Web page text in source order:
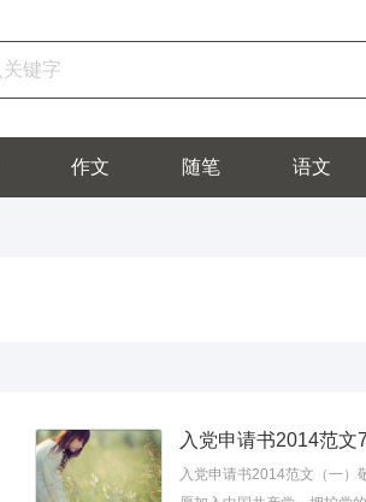
作文 随笔 语文
入党申请书2014范文
入党申请书2014范文（一）